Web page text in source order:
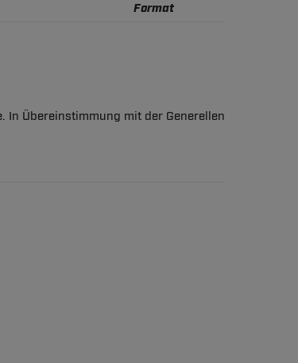
Format
In Übereinstimmung mit der Generellen